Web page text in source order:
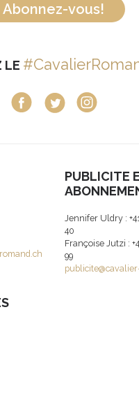
Abonnez-vous!
LE
PUBLICITE
Jennifer Uldry :
40
Françoise Jutzi :
99